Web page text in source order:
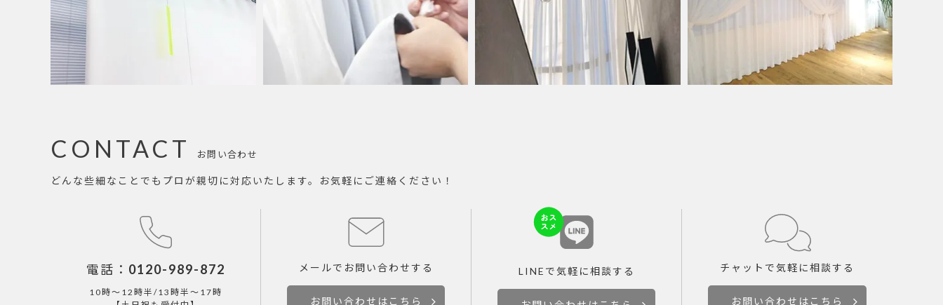
お問い合わせ
CONTACT
どんな些細なことでもプロが親切に対応いたします。お気軽にご連絡ください！
電話： 0120-989-872
10時～12時半/13時半～17時
メールで お問い合わせする
お問い合わせはこちら
LINEで気軽に相談する チャットで気軽に相談する
お問い合わせはこちら